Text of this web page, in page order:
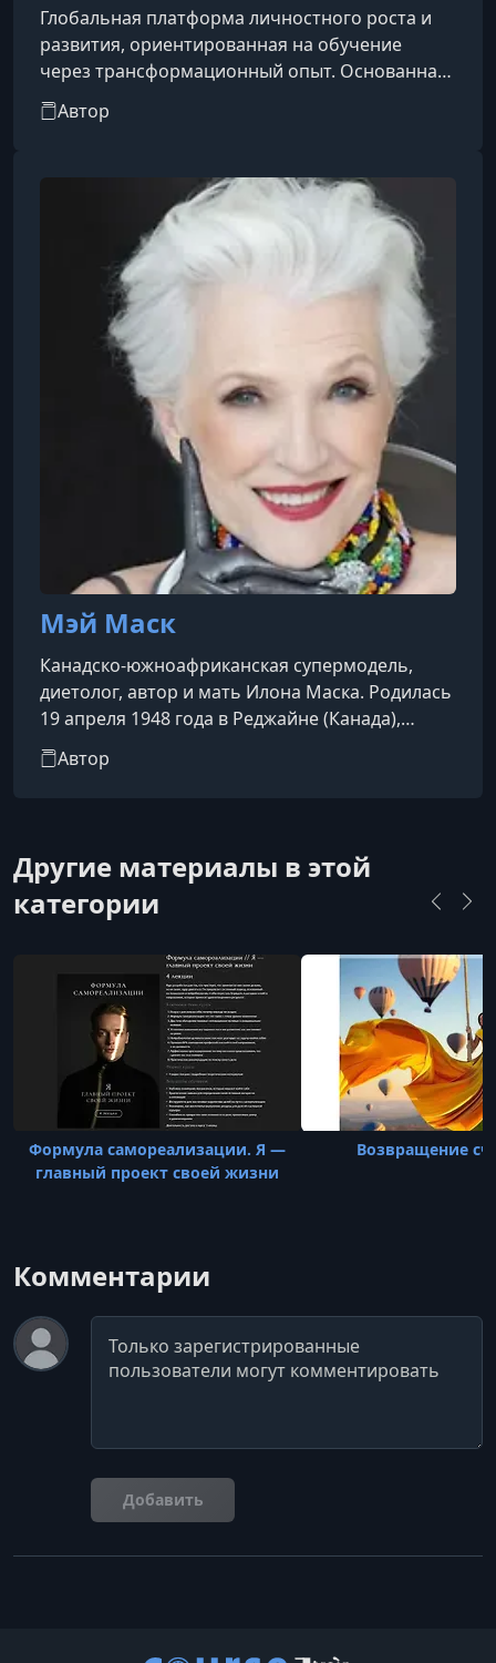
Глобальная платформа личностного роста и
развития, ориентированная на обучение
через трансформационный опыт. Основанная
в 2002 году Вишеном Лахиани и Майклом
Рейнингом, компания базируется в
онлайн-программ («Quests») по таким
направлениям, как медитация, здоровье,
отношения, карьера и духовность
Автор
Мэй Маск
Канадско-южноафриканская супермодель,
диетолог, автор и мать Илона Маска. Родилась
19 апреля 1948 года в Реджайне (Канада),
выросла в Южной Африке . Уже с 15 лет она
начала моделировать и стала финалисткой
продолжила образование: она получила две
степени магистра в области диетологии и
нутрициологии — одна в университете Фри-
Автор
Другие материалы в этой
категории
Формула самореализации. Я —
главный проект своей жизни
Возвращение
Комментарии
Комментарий
Добавить